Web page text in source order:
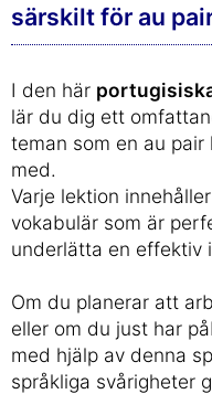
särskilt för au
I den här
lär du dig ett
teman som en au
med.
Varje lektion
vokabulär som är
underlätta en effektiv
Om du planerar att
eller om du just har
med hjälp av denna
språkliga svårigheter